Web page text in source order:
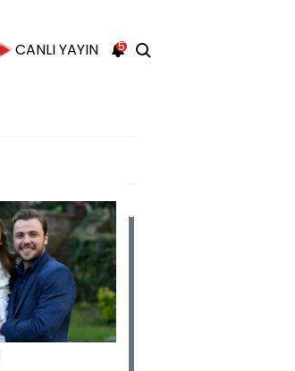
CANLI YAYIN 5